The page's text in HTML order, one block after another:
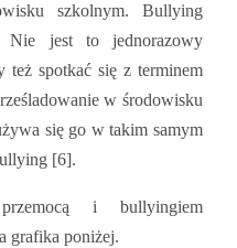
szkolnym. Bullying
Nie jest to jednorazowy
też spotkać się z terminem
w środowisku
się go w takim samym
[6].
i bullyingiem
grafika poniżej.